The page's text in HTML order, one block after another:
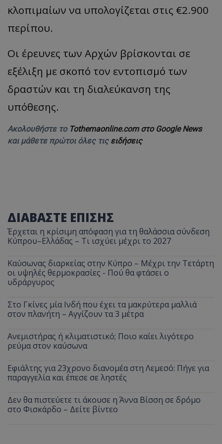
κλοπιμαίων να υπολογίζεται στις €2.900
περίπου.
Οι έρευνες των Αρχών βρίσκονται σε
εξέλιξη με σκοπό τον εντοπισμό των
δραστών και τη διαλεύκανση της
υπόθεσης.
Ακολουθήστε το Tothemaonline.com στο Google News
και μάθετε πρώτοι όλες τις ειδήσεις
ΔΙΑΒΑΣΤΕ ΕΠΙΣΗΣ
Έρχεται η κρίσιμη απόφαση για τη θαλάσσια σύνδεση
Κύπρου–Ελλάδας – Τι ισχύει μέχρι το 2027
Καύσωνας διαρκείας στην Κύπρο – Μέχρι την Τετάρτη
οι υψηλές θερμοκρασίες - Πού θα φτάσει ο
υδράργυρος
Στο Γκίνες μία Ινδή που έχει τα μακρύτερα μαλλιά
στον πλανήτη – Αγγίζουν τα 3 μέτρα
Ανεμιστήρας ή κλιματιστικό; Ποιο καίει λιγότερο
ρεύμα στον καύσωνα
Εφιάλτης για 23χρονο διανομέα στη Λεμεσό: Πήγε για
παραγγελία και έπεσε σε ληστές
Δεν θα πιστεύετε τι άκουσε η Άννα Βίσση σε δρόμο
στο Φισκάρδο – Δείτε βίντεο